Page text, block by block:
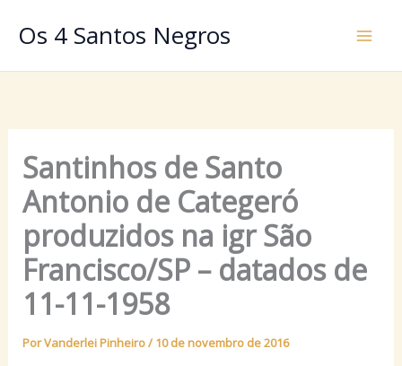
paraOs 4 Santos Negros
Santinhos de Santo
Antonio de Categeró
produzidos na igr São
Francisco/SP – datados de
11-11-1958
PorVanderlei Pinheiro/ 10 de novembro de 2016